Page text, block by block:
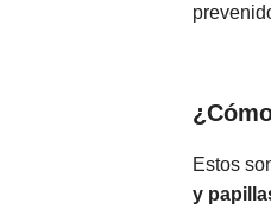
Estos
y